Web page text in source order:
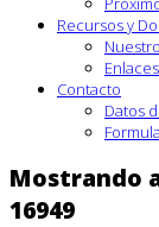
Recursos y
Contacto
Datos
Mostrando
16949